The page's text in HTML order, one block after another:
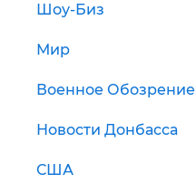
Шоу-Биз
Мир
Военное Обозрение
Новости Донбасса
США